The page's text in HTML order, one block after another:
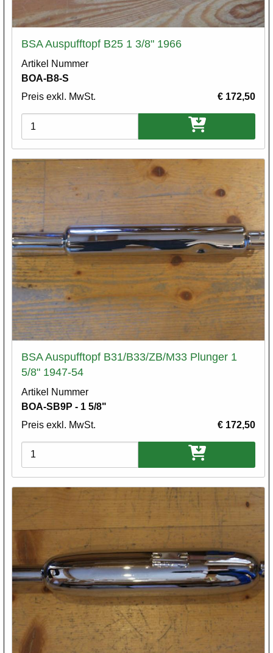
BSA Auspufftopf B25 1 3/8" 1966
Artikel Nummer
BOA-B8-S
Preis exkl. MwSt.
€ 172,50
Varianten
BSA Auspufftopf B31/B33/ZB/M33 Plunger 1
5/8" 1947-54
Artikel Nummer
BOA-SB9P - 1 5/8"
Preis exkl. MwSt.
€ 172,50
Varianten